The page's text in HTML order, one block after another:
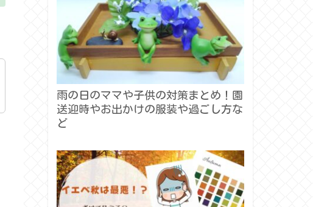
雨の日のママや子供の対策まとめ！園
送迎時やお出かけの服装や過ごし方な
ど